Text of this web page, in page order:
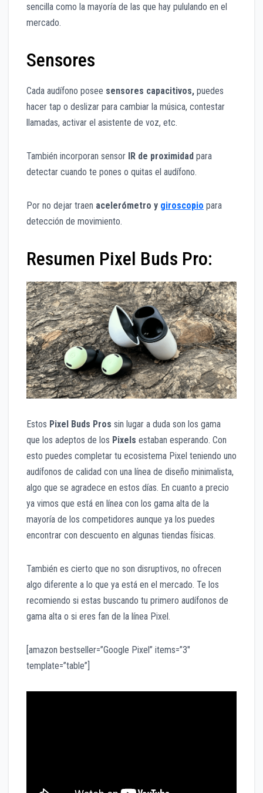
sencilla como la mayoría de las que hay pululando en el
mercado.
Sensores
Cada audífono posee sensores capacitivos, puedes
hacer tap o deslizar para cambiar la música, contestar
llamadas, activar el asistente de voz, etc.
También incorporan sensor IR de proximidad para
detectar cuando te pones o quitas el audífono.
Por no dejar traen acelerómetro y giroscopio para
detección de movimiento.
Resumen Pixel Buds Pro:
Estos Pixel Buds Pros sin lugar a duda son los gama
que los adeptos de los Pixels estaban esperando. Con
esto puedes completar tu ecosistema Pixel teniendo uno
audífonos de calidad con una línea de diseño minimalista,
algo que se agradece en estos días. En cuanto a precio
ya vimos que está en línea con los gama alta de la
mayoría de los competidores aunque ya los puedes
encontrar con descuento en algunas tiendas físicas.
También es cierto que no son disruptivos, no ofrecen
algo diferente a lo que ya está en el mercado. Te los
recomiendo si estas buscando tu primero audífonos de
gama alta o si eres fan de la línea Pixel.
[amazon bestseller=”Google Pixel” items=”3″
template=”table”]